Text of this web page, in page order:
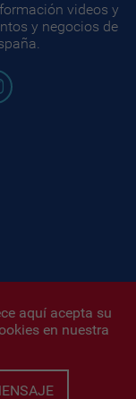
videos y
y negocios de
30710438486 |
y conPolíticas de
aquí acepta su
en nuestra